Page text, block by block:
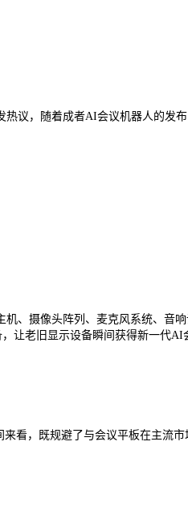
议，随着成者AI会议机器人的发布
、摄像头阵列、麦克风系统、音
老旧显示设备瞬间获得新一代
看，既规避了与会议平板在主